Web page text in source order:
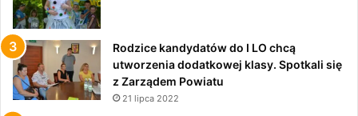
Rodzice kandydatów do I LO chcą
utworzenia dodatkowej klasy. Spotkali się
z Zarządem Powiatu
21 lipca 2022